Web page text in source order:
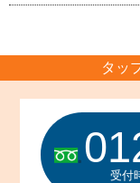
タッ
受付